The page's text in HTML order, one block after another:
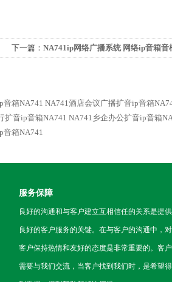
下一篇： NA741ip网络广播系统 网络ip音箱音
音箱NA741 NA741酒店会议广播扩音ip音箱
扩音ip音箱NA741 NA741乡企办公扩音ip音箱
音箱NA741
服务保障
良好的沟通和与客户建立互相信任的关系是提供
良好的客户服务的关键。在与客户的沟通中，对
客户保持热情和友好的态度是非常重要的。客户
需要与我们交流，当客户找到我们时，是希望得